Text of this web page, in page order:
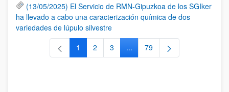
(13/05/2025) El Servicio de RMN-Gipuzkoa de los SGIker
ha llevado a cabo una caracterización química de dos
variedades de lúpulo silvestre
Página
1 Página
2 Página
3 ...Páginas intermedias Use TAB
Página
79